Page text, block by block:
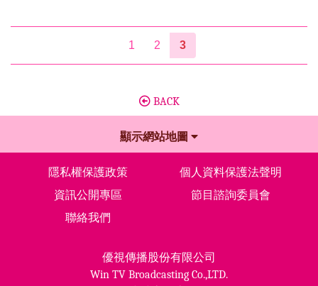
1 2 3
BACK
顯示網站地圖
隱私權保護政策
個人資料保護法聲明
資訊公開專區
節目諮詢委員會
聯絡我們
優視傳播股份有限公司
Win TV Broadcasting Co.,LTD.